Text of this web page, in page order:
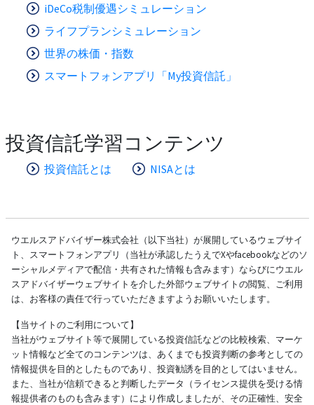
iDeCo税制優遇シミュレーション
ライフプランシミュレーション
世界の株価・指数
スマートフォンアプリ「My投資信託」
投資信託学習コンテンツ
投資信託とは NISAとは
ウエルスアドバイザー株式会社（以下当社）が展開しているウェブサイ
ト、スマートフォンアプリ（当社が承認したうえでXやfacebookなどのソ
ーシャルメディアで配信・共有された情報も含みます）ならびにウエル
スアドバイザーウェブサイトを介した外部ウェブサイトの閲覧、ご利用
は、お客様の責任で行っていただきますようお願いいたします。
【当サイトのご利用について】
当社がウェブサイト等で展開している投資信託などの比較検索、マーケ
ット情報など全てのコンテンツは、あくまでも投資判断の参考としての
情報提供を目的としたものであり、投資勧誘を目的としてはいません。
また、当社が信頼できると判断したデータ（ライセンス提供を受ける情
報提供者のものも含みます）により作成しましたが、その正確性、安全